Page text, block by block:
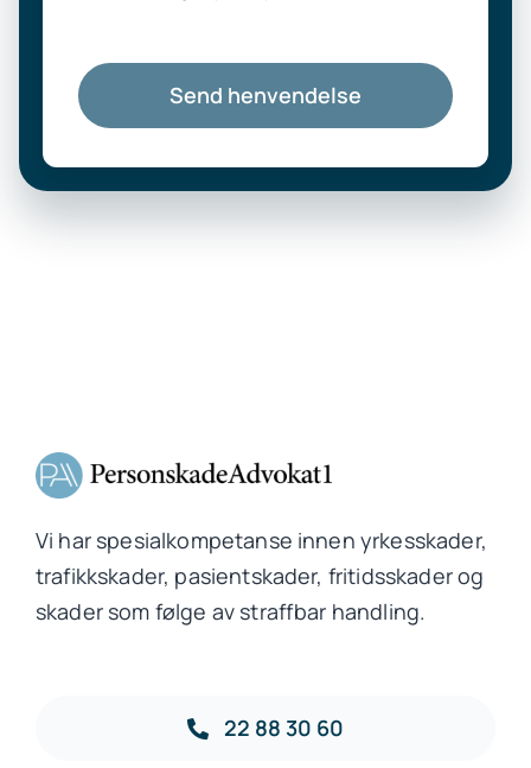
Send henvendelse
Vi har spesialkompetanse innen yrkesskader,
trafikkskader, pasientskader, fritidsskader og
skader som følge av straffbar handling.
22 88 30 60